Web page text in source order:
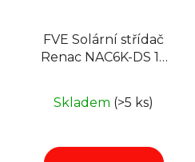
FVE Solární střídač
Renac NAC6K-DS 1F
Skladem (>5 ks)